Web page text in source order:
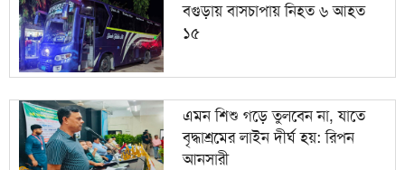
বগুড়ায় বাসচাপায় নিহত ৬ আহত
১৫
এমন শিশু গড়ে তুলবেন না, যাতে
বৃদ্ধাশ্রমের লাইন দীর্ঘ হয়: রিপন
আনসারী